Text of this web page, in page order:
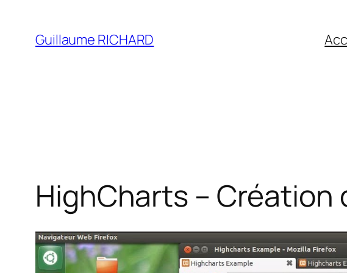
contenu
Guillaume RICHARD
HighCharts – Création